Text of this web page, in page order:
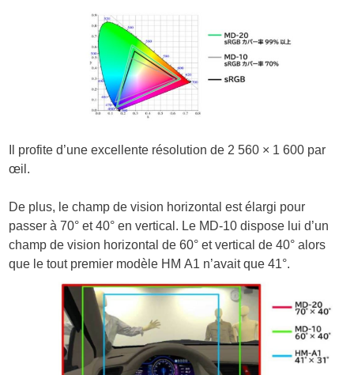
Il profite d’une excellente résolution de 2 560 × 1 600 par
œil.
De plus, le champ de vision horizontal est élargi pour
passer à 70° et 40° en vertical. Le MD-10 dispose lui d’un
champ de vision horizontal de 60° et vertical de 40° alors
que le tout premier modèle HM A1 n’avait que 41°.